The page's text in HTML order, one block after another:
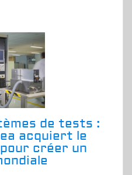
de tests :
acquiert le
créer un